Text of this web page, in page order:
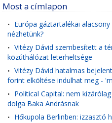
Most a címlapon
• Európa gáztartalékai
nézhetünk?
• Vitézy Dávid szembesített a
közúthálózat leterheltsége
• Vitézy Dávid hatalmas
forint elköltése indulhat meg -
• Political Capital: nem
dolga Baka Andrásnak
• Hőkupola Berlinben: izzasztó